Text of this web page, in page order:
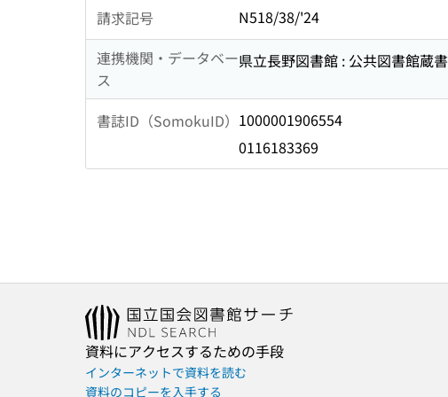
請求記号
N518/38/'24
連携機関・データベー
ス
県立長野図書館 : 公共図書館蔵書
書誌ID（SomokuID） 1000001906554
0116183369
資料にアクセスするための手段
インターネットで資料を読む
資料のコピーを入手する